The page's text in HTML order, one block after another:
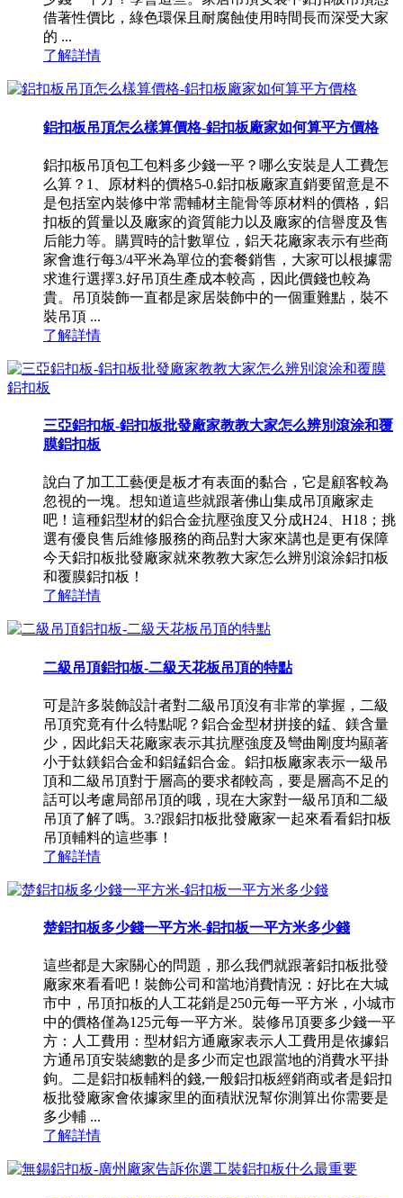
借著性價比，綠色環保且耐腐蝕使用時間長而深受大家
的 ...
了解詳情
鋁扣板吊頂怎么樣算價格-鋁扣板廠家如何算平方價格
鋁扣板吊頂包工包料多少錢一平？哪么安裝是人工費怎
么算？1、原材料的價格5-0.鋁扣板廠家直銷要留意是不
是包括室內裝修中常需輔材主龍骨等原材料的價格，鋁
扣板的質量以及廠家的資質能力以及廠家的信譽度及售
后能力等。購買時的計數單位，鋁天花廠家表示有些商
家會進行每3/4平米為單位的套餐銷售，大家可以根據需
求進行選擇3.好吊頂生產成本較高，因此價錢也較為
貴。吊頂裝飾一直都是家居裝飾中的一個重難點，裝不
裝吊頂 ...
了解詳情
三亞鋁扣板-鋁扣板批發廠家教教大家怎么辨別滾涂和覆
膜鋁扣板
說白了加工工藝便是板才有表面的黏合，它是顧客較為
忽視的一塊。想知道這些就跟著佛山集成吊頂廠家走
吧！這種鋁型材的鋁合金抗壓強度又分成H24、H18；挑
選有優良售后維修服務的商品對大家來講也是更有保障
今天鋁扣板批發廠家就來教教大家怎么辨別滾涂鋁扣板
和覆膜鋁扣板！
了解詳情
二級吊頂鋁扣板-二級天花板吊頂的特點
可是許多裝飾設計者對二級吊頂沒有非常的掌握，二級
吊頂究竟有什么特點呢？鋁合金型材拼接的錳、鎂含量
少，因此鋁天花廠家表示其抗壓強度及彎曲剛度均顯著
小于鈦鎂鋁合金和鋁錳鋁合金。鋁扣板廠家表示一級吊
頂和二級吊頂對于層高的要求都較高，要是層高不足的
話可以考慮局部吊頂的哦，現在大家對一級吊頂和二級
吊頂了解了嗎。3.?跟鋁扣板批發廠家一起來看看鋁扣板
吊頂輔料的這些事！
了解詳情
楚鋁扣板多少錢一平方米-鋁扣板一平方米多少錢
這些都是大家關心的問題，那么我們就跟著鋁扣板批發
廠家來看看吧！裝飾公司和當地消費情況：好比在大城
市中，吊頂扣板的人工花銷是250元每一平方米，小城市
中的價格僅為125元每一平方米。裝修吊頂要多少錢一平
方：人工費用：型材鋁方通廠家表示人工費用是依據鋁
方通吊頂安裝總數的是多少而定也跟當地的消費水平掛
鉤。二是鋁扣板輔料的錢,一般鋁扣板經銷商或者是鋁扣
板批發廠家會依據家里的面積狀況幫你測算出你需要是
多少輔 ...
了解詳情